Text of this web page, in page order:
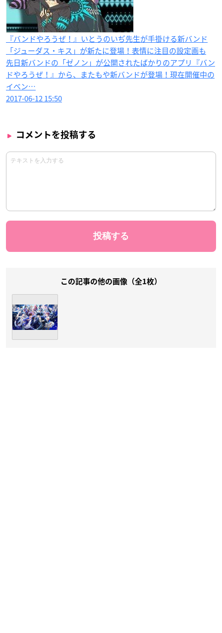
『バンドやろうぜ！』いとうのいぢ先生が手掛ける新バンド
「ジューダス・キス」が新たに登場！表情に注目の設定画も
先日新バンドの「ゼノン」が公開されたばかりのアプリ『バン
ドやろうぜ！』から、またもや新バンドが登場！現在開催中の
イベン…
2017-06-12 15:50
コメントを投稿する
この記事の他の画像（全1枚）